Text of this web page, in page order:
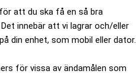
att du ska få en så bra
innebär att vi lagrar och/eller
din enhet, som mobil eller dator.
för vissa av ändamålen som